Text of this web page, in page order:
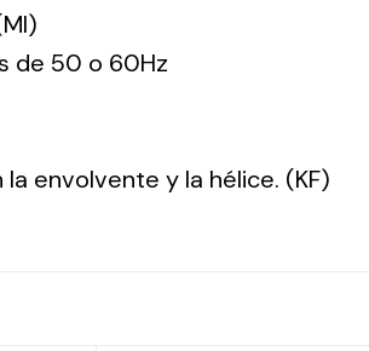
de 50 o 60Hz
envolvente y la hélice. (KF)